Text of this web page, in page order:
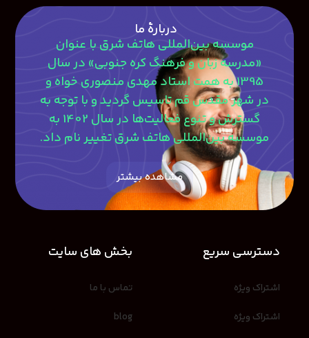
دربارۀ ما
موسسه بین‌المللی هاتف شرق با عنوان
«مدرسه زبان و فرهنگ کره جنوبی» در سال
1395 به همت استاد مهدی منصوری‎ خواه و
در شهر مقدس قم تاسیس گردید و با توجه به
گسترش و تنوع فعالیت‌ها در سال 1402 به
موسسه بین‌المللی هاتف شرق تغییر نام داد.
مشاهده بیشتر
دسترسی سریع
اشتراک ویژه
اشتراک ویژه
بخش های سایت
تماس با ما
blog